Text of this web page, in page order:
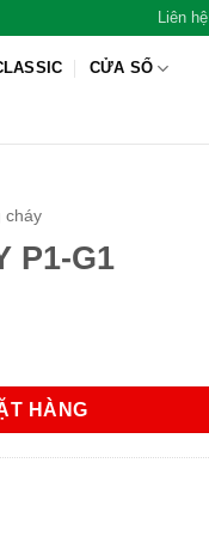
Liên hệ
CỬA SỔ
cháy
P1-G1
HÀNG